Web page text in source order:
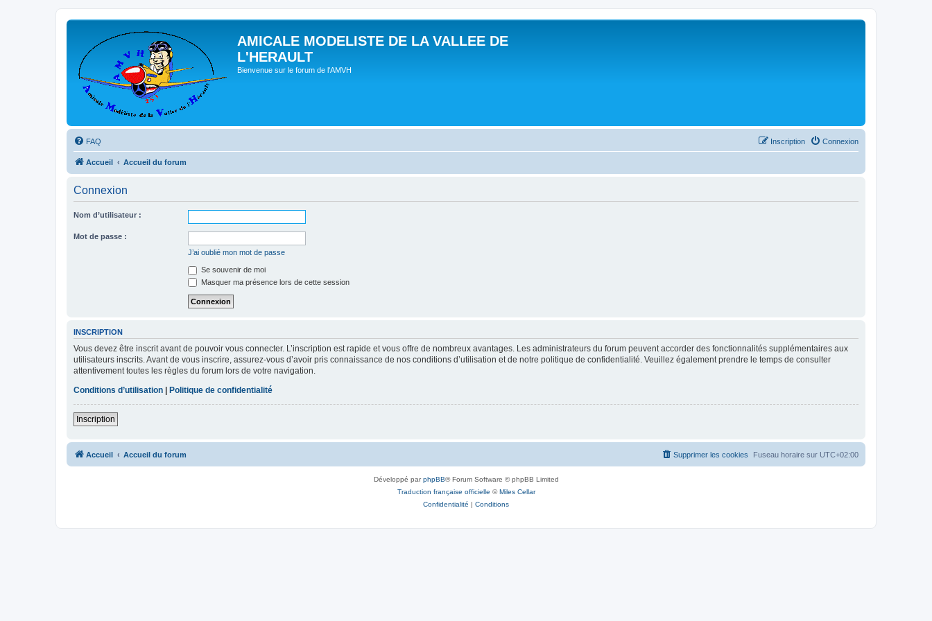
AMICALE MODELISTE DE LA VALLEE DE
L'HERAULT
Bienvenue sur le forum de l'AMVH
FAQ Connexion
Inscription
Accueil Accueil du forum
Connexion
Nom d’utilisateur :
Mot de passe :
J’ai oublié mon mot de passe
Se souvenir de moi
Masquer ma présence lors de cette session
INSCRIPTION
Vous devez être inscrit avant de pouvoir vous connecter. L’inscription est rapide et vous offre de nombreux avantages. Les administrateurs du forum peuvent accorder des fonctionnalités supplémentaires aux
utilisateurs inscrits. Avant de vous inscrire, assurez-vous d’avoir pris connaissance de nos conditions d’utilisation et de notre politique de confidentialité. Veuillez également prendre le temps de consulter
attentivement toutes les règles du forum lors de votre navigation.
Conditions d’utilisation | Politique de confidentialité
Inscription
Accueil Accueil du forum Fuseau horaire sur UTC+02:00
Supprimer les cookies
Développé parphpBB® Forum Software © phpBB Limited
Traduction française officielle ©Miles Cellar
Confidentialité | Conditions